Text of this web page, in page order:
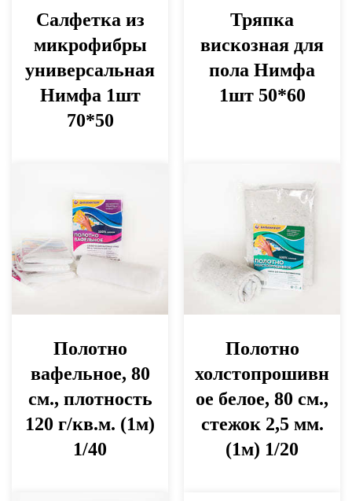
Салфетка из
микрофибры
универсальная
Нимфа 1шт
70*50
Тряпка
вискозная для
пола Нимфа
1шт 50*60
Полотно
вафельное, 80
см., плотность
120 г/кв.м. (1м)
1/40
Полотно
холстопрошивн
ое белое, 80 см.,
стежок 2,5 мм.
(1м) 1/20